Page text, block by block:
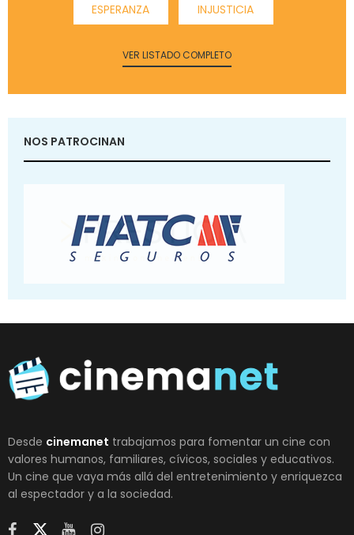
ESPERANZA INJUSTICIA
VER LISTADO COMPLETO
NOS PATROCINAN
Desde cinemanet trabajamos para fomentar un cine con
valores humanos, familiares, cívicos, sociales y educativos.
Un cine que vaya más allá del entretenimiento y enriquezca
al espectador y a la sociedad.